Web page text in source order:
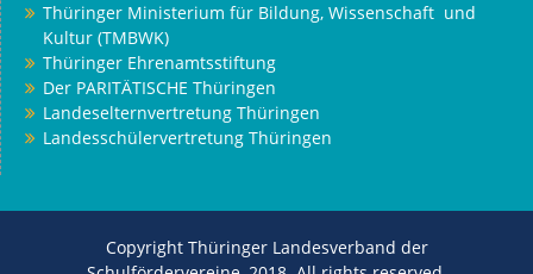
Thüringer Ministerium für Bildung, Wissenschaft und
Kultur (TMBWK)
Thüringer Ehrenamtsstiftung
Der PARITÄTISCHE Thüringen
Landeselternvertretung Thüringen
Landesschülervertretung Thüringen
Copyright Thüringer Landesverband der